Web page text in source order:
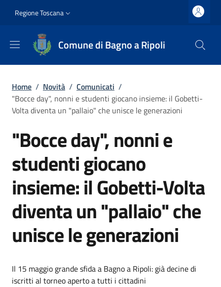
Slim top
Regione Toscana
Comune di Bagno a Ripoli
Briciole di pane
Home / Novità / Comunicati /
"Bocce day", nonni e studenti giocano insieme: il Gobetti-
Volta diventa un "pallaio" che unisce le generazioni
"Bocce day", nonni e
studenti giocano
insieme: il Gobetti-Volta
diventa un "pallaio" che
unisce le generazioni
Dettagli
Il 15 maggio grande sfida a Bagno a Ripoli: già decine di
iscritti al torneo aperto a tutti i cittadini